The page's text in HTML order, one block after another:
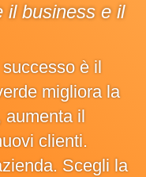
il business e il
è il
migliora la
aumenta il
clienti.
Scegli la